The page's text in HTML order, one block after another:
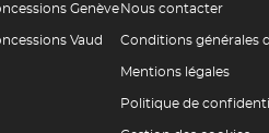
Genève
Vaud
Nous contacter
Conditions générales
Mentions légales
Politique de